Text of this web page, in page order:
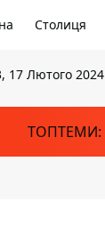
Столиця
17 Лютого 2024
ТОПТЕМИ: